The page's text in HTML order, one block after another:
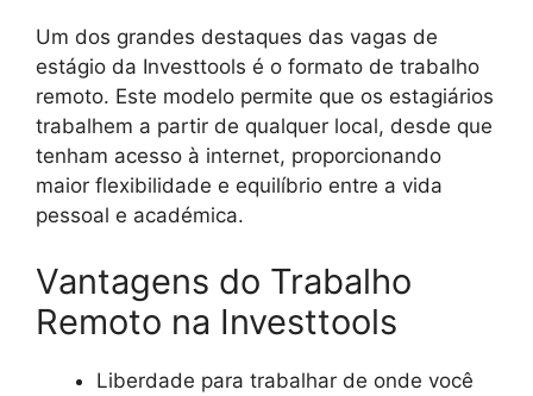
Um dos grandes destaques das vagas de
estágio da Investtools é o formato de trabalho
remoto. Este modelo permite que os estagiários
trabalhem a partir de qualquer local, desde que
tenham acesso à internet, proporcionando
maior flexibilidade e equilíbrio entre a vida
pessoal e académica.
Vantagens do Trabalho
Remoto na Investtools
Liberdade para trabalhar de onde você